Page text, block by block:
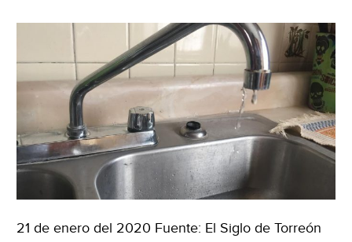
21 de enero del 2020 Fuente: El Siglo de Torreón